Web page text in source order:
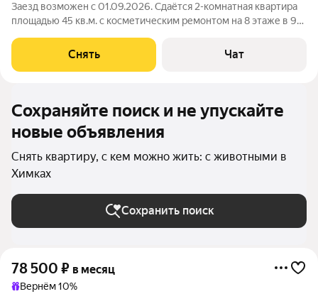
Заезд возможен с 01.09.2026. Сдаётся 2-комнатная квартира
площадью 45 кв.м. с косметическим ремонтом на 8 этаже в 9-
Холодильник Микроволновка Утюг Роутер Дом - монолитный,
окна выходят
Снять Чат
Сохраняйте поиск и не упускайте
новые объявления
Снять квартиру, с кем можно жить: с животными в
Химках
Сохранить поиск
78 500 ₽ в месяц
Вернём 10%